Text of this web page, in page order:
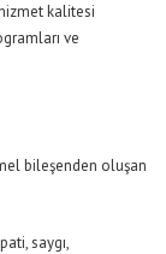
kalitesi
ve
bileşenden oluşan
saygı,